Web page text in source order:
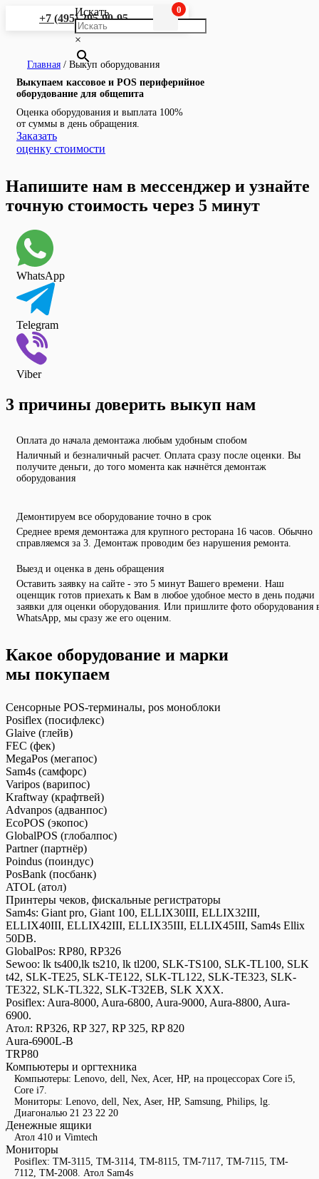
+7 (495) 295-90-95
Искать
×
0
Главная / Выкуп оборудования
Выкупаем кассовое и POS периферийное
оборудование для общепита
Оценка оборудования и выплата 100%
от суммы в день обращения.
Заказать
оценку стоимости
Напишите нам в мессенджер и узнайте
точную стоимость через 5 минут
WhatsApp
Telegram
Viber
3 причины доверить выкуп нам
Оплата до начала демонтажа любым удобным спобом
Наличный и безналичный расчет. Оплата сразу после оценки. Вы
получите деньги, до того момента как начнётся демонтаж
оборудования
Демонтируем все оборудование точно в срок
Среднее время демонтажа для крупного ресторана 16 часов. Обычно
справляемся за 3. Демонтаж проводим без нарушения ремонта.
Выезд и оценка в день обращения
Оставить заявку на сайте - это 5 минут Вашего времени. Наш
оценщик готов приехать к Вам в любое удобное место в день подачи
заявки для оценки оборудования. Или пришлите фото оборудования
WhatsApp, мы сразу же его оценим.
Какое оборудование и марки
мы покупаем
Сенсорные POS-терминалы, pos моноблоки
Posiflex (посифлекс)
Glaive (глейв)
FEC (фек)
MegaPos (мегапос)
Sam4s (самфорс)
Varipos (варипос)
Kraftway (крафтвей)
Advanpos (адванпос)
EcoPOS (экопос)
GlobalPOS (глобалпос)
Partner (партнёр)
Poindus (поиндус)
PosBank (посбанк)
ATOL (атол)
Принтеры чеков, фискальные регистраторы
Sam4s: Giant pro, Giant 100, ELLIX30III, ELLIX32III,
ELLIX40III, ELLIX42III, ELLIX35III, ELLIX45III, Sam4s Ellix
50DB.
GlobalPos: RP80, RP326
Sewoo: lk ts400,lk ts210, lk tl200, SLK-TS100, SLK-TL100, SLK
t42, SLK-TE25, SLK-TE122, SLK-TL122, SLK-TE323, SLK-
TE322, SLK-TL322, SLK-T32EB, SLK XXX.
Posiflex: Aura-8000, Aura-6800, Aura-9000, Aura-8800, Aura-
6900.
Атол: RP326, RP 327, RP 325, RP 820
Aura-6900L-B
TRP80
Компьютеры и оргтехника
Компьютеры: Lenovo, dell, Nex, Aсer, HP, на процессорах Core i5,
Core i7.
Мониторы: Lenovo, dell, Nex, Aser, HP, Samsung, Philips, lg.
Диагональю 21 23 22 20
Денежные ящики
Атол 410 и Vimtech
Мониторы
Posiflex: TM-3115, TM-3114, TM-8115, TM-7117, TM-7115, TM-
7112, TM-2008. Атол Sam4s